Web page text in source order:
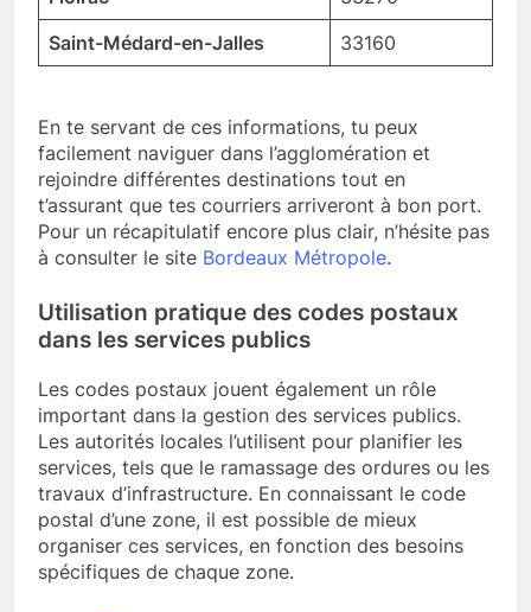
Saint-Médard-en-Jalles
33160
En te servant de ces informations, tu peux
facilement naviguer dans l’agglomération et
rejoindre différentes destinations tout en
t’assurant que tes courriers arriveront à bon port.
Pour un récapitulatif encore plus clair, n’hésite pas
à consulter le site Bordeaux Métropole.
Utilisation pratique des codes postaux
dans les services publics
Les codes postaux jouent également un rôle
important dans la gestion des services publics.
Les autorités locales l’utilisent pour planifier les
services, tels que le ramassage des ordures ou les
travaux d’infrastructure. En connaissant le code
postal d’une zone, il est possible de mieux
organiser ces services, en fonction des besoins
spécifiques de chaque zone.